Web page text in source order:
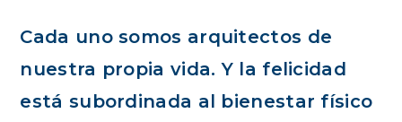
Cada uno somos arquitectos de
nuestra propia vida. Y la felicidad
está subordinada al bienestar físico